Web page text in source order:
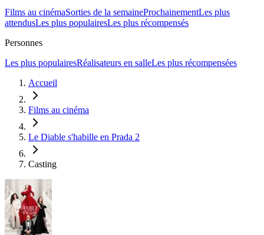
Films au cinémaSorties de la semaineProchainementLes plus
attendusLes plus populairesLes plus récompensés
Personnes
Les plus populairesRéalisateurs en salleLes plus récompensées
Accueil
Films au cinéma
Le Diable s'habille en Prada 2
Casting